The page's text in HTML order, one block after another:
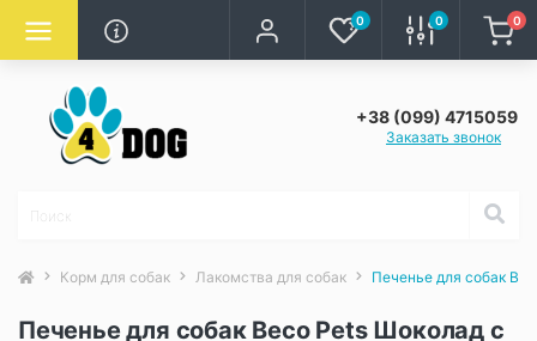
0 0 0
+38 (099) 4715059
Заказать звонок
Корм для собак Лакомства для собак Печенье для собак
Печенье для собак Beco Pets Шоколад с